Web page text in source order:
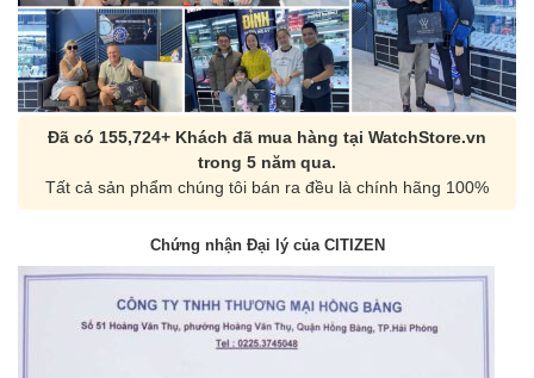
Đã có 155,724+ Khách đã mua hàng tại WatchStore.vn
trong 5 năm qua.
Tất cả sản phẩm chúng tôi bán ra đều là chính hãng 100%
Chứng nhận Đại lý của CITIZEN